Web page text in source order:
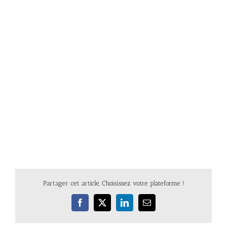
Partager cet article, Choisissez votre plateforme !
Facebook
X LinkedInEmail